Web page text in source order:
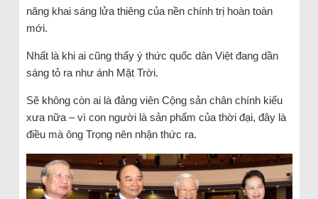
năng khai sáng lửa thiêng của nền chính trị hoàn toàn
mới.
Nhất là khi ai cũng thấy ý thức quốc dân Việt đang dần
sáng tỏ ra như ánh Mặt Trời.
Sẽ không còn ai là đảng viên Cộng sản chân chính kiểu
xưa nữa – vì con người là sản phẩm của thời đại, đây là
điều mà ông Trọng nên nhận thức ra.